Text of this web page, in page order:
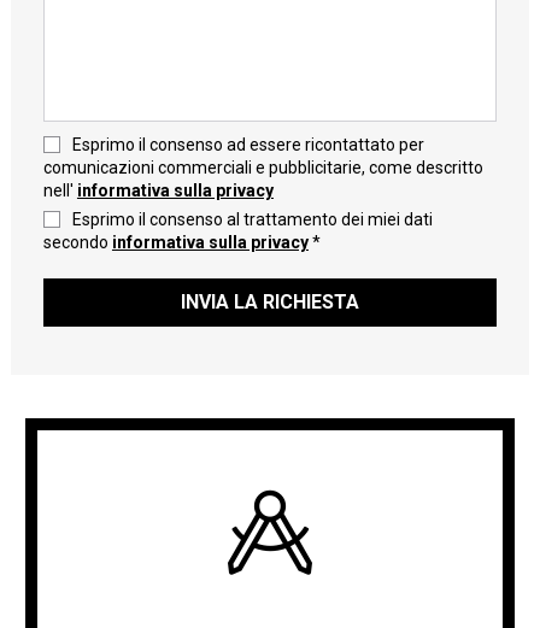
Esprimo il consenso ad essere ricontattato per
comunicazioni commerciali e pubblicitarie, come descritto
nell' informativa sulla privacy
Esprimo il consenso al trattamento dei miei dati
secondo informativa sulla privacy*
INVIA LA RICHIESTA